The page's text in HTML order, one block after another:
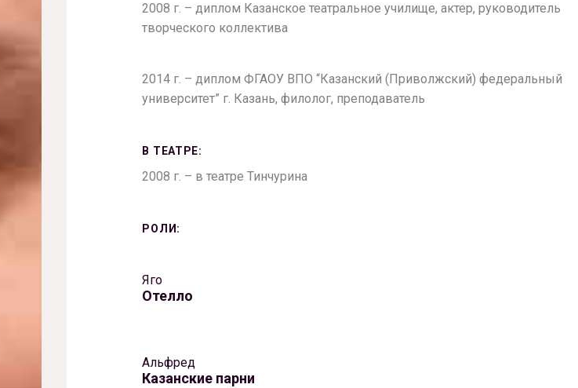
2008 г. – диплом Казанское театральное училище, актер, руководитель
творческого коллектива
2014 г. – диплом ФГАОУ ВПО “Казанский (Приволжский) федеральный
университет” г. Казань, филолог, преподаватель
В ТЕАТРЕ:
2008 г. – в театре Тинчурина
РОЛИ:
Яго
Отелло
Альфред
Казанские парни